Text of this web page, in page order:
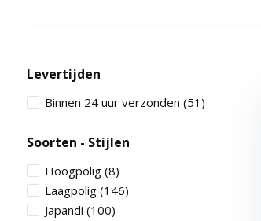
Levertijden
Binnen 24 uur verzonden (51)
Soorten - Stijlen
Hoogpolig (8)
Laagpolig (146)
Japandi (100)